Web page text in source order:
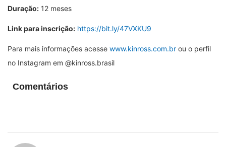
Duração: 12 meses
Link para inscrição: https://bit.ly/47VXKU9
Para mais informações acesse www.kinross.com.br ou o perfil
no Instagram em @kinross.brasil
Comentários